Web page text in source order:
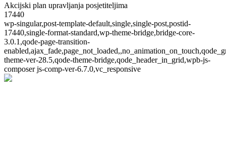
Akcijski plan upravljanja posjetiteljima
17440
wp-singular,post-template-default,single,single-post,postid-
17440,single-format-standard,wp-theme-bridge,bridge-core-
3.0.1,qode-page-transition-
theme-ver-28.5,qode-theme-bridge,qode_header_in_grid,wpb-js-
composer js-comp-ver-6.7.0,vc_responsive